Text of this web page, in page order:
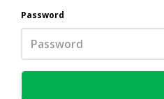
Password